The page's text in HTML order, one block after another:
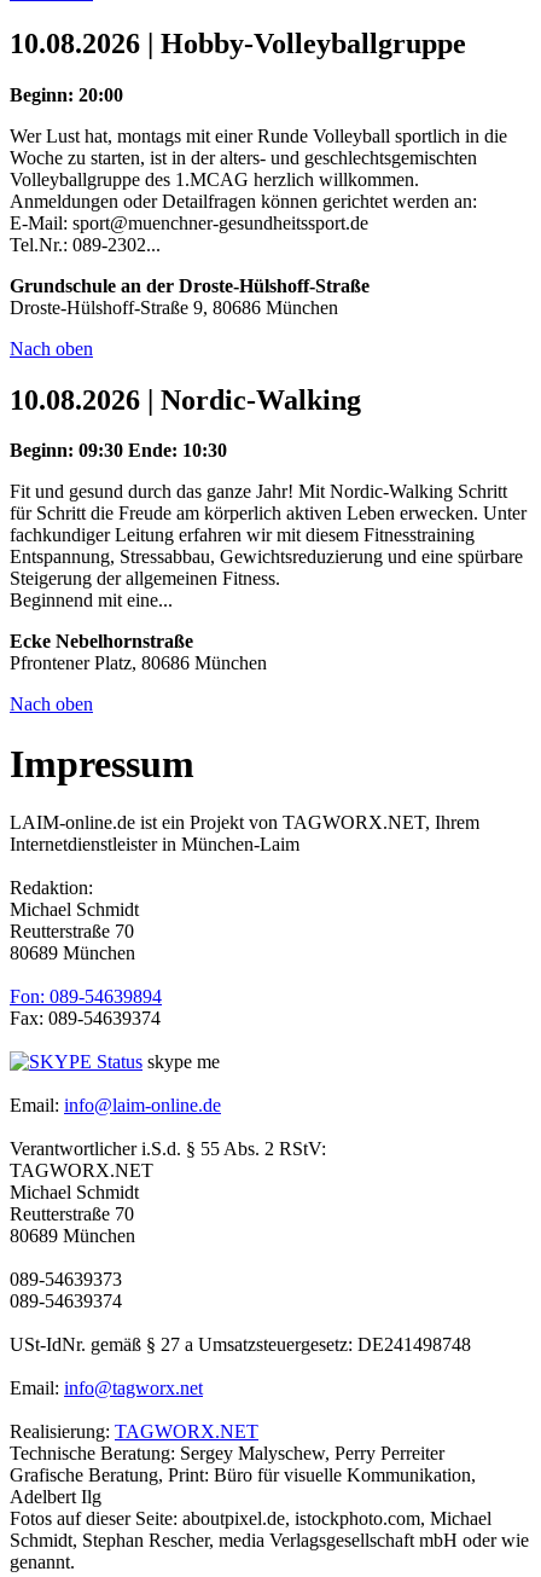
10.08.2026 | Hobby-Volleyballgruppe
Beginn: 20:00
Wer Lust hat, montags mit einer Runde Volleyball sportlich in die
Woche zu starten, ist in der alters- und geschlechtsgemischten
Volleyballgruppe des 1.MCAG herzlich willkommen.
Anmeldungen oder Detailfragen können gerichtet werden an:
E-Mail: sport@muenchner-gesundheitssport.de
Tel.Nr.: 089-2302...
Grundschule an der Droste-Hülshoff-Straße
Droste-Hülshoff-Straße 9, 80686 München
Nach oben
10.08.2026 | Nordic-Walking
Beginn: 09:30 Ende: 10:30
Fit und gesund durch das ganze Jahr! Mit Nordic-Walking Schritt
für Schritt die Freude am körperlich aktiven Leben erwecken. Unter
fachkundiger Leitung erfahren wir mit diesem Fitnesstraining
Entspannung, Stressabbau, Gewichtsreduzierung und eine spürbare
Steigerung der allgemeinen Fitness.
Beginnend mit eine...
Ecke Nebelhornstraße
Pfrontener Platz, 80686 München
Nach oben
Impressum
LAIM-online.de ist ein Projekt von TAGWORX.NET, Ihrem
Internetdienstleister in München-Laim
Redaktion:
Michael Schmidt
Reutterstraße 70
80689 München
Fon: 089-54639894
Fax: 089-54639374
skype me
Email: info@laim-online.de
Verantwortlicher i.S.d. § 55 Abs. 2 RStV:
TAGWORX.NET
Michael Schmidt
Reutterstraße 70
80689 München
089-54639373
089-54639374
USt-IdNr. gemäß § 27 a Umsatzsteuergesetz: DE241498748
Email: info@tagworx.net
Realisierung: TAGWORX.NET
Technische Beratung: Sergey Malyschew, Perry Perreiter
Grafische Beratung, Print: Büro für visuelle Kommunikation,
Adelbert Ilg
Fotos auf dieser Seite: aboutpixel.de, istockphoto.com, Michael
Schmidt, Stephan Rescher, media Verlagsgesellschaft mbH oder wie
genannt.